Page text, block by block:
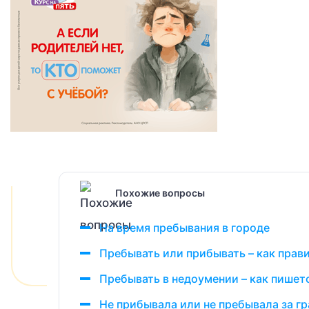
Похожие вопросы
На время пребывания в городе
Пребывать или прибывать – как
Пребывать в недоумении – как
Не прибывала или не пребывала за